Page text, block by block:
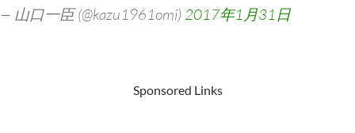
— 山口一臣 (@kazu1961omi) 2017年1月31日
Sponsored Links